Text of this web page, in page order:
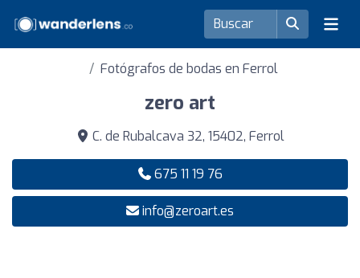
Fotógrafos de bodas en Ferrol
zero art
C. de Rubalcava 32, 15402, Ferrol
675 11 19 76
info@zeroart.es